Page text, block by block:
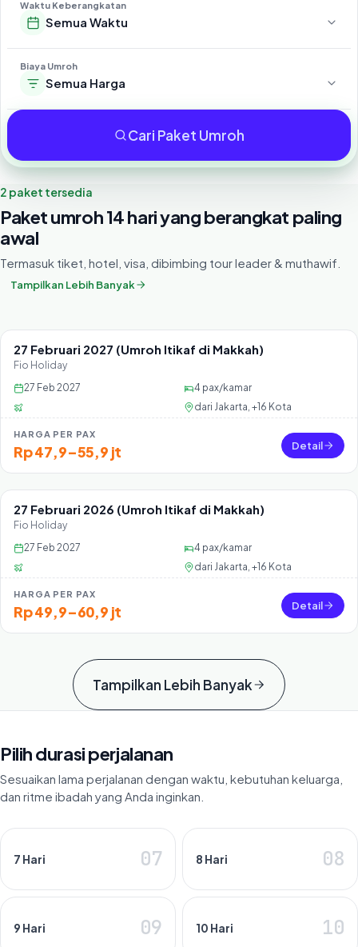
Waktu Keberangkatan
Semua Waktu
Biaya Umroh
Semua Harga
Cari Paket Umroh
2 paket tersedia
Paket umroh 14 hari yang berangkat paling
awal
Termasuk tiket, hotel, visa, dibimbing tour leader & muthawif.
Tampilkan Lebih Banyak
Sisa 39 seat
27 Februari 2027 (Umroh Itikaf di Makkah)
Fio Holiday
27 Feb 2027
4 pax/kamar
dari Jakarta, +16 Kota
HARGA PER PAX
Rp 47,9–55,9 jt Detail
Sisa 39 seat
27 Februari 2026 (Umroh Itikaf di Makkah)
Fio Holiday
27 Feb 2027
4 pax/kamar
dari Jakarta, +16 Kota
HARGA PER PAX
Rp 49,9–60,9 jt Detail
Tampilkan Lebih Banyak
Pilih durasi perjalanan
Sesuaikan lama perjalanan dengan waktu, kebutuhan keluarga,
dan ritme ibadah yang Anda inginkan.
7 Hari 07 8 Hari 08
9 Hari 09 10 Hari 10